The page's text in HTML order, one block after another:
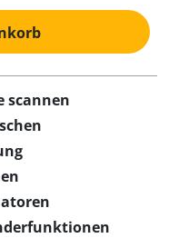
scannen